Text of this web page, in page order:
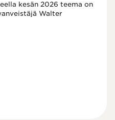
kesän 2026 teema on
Walter